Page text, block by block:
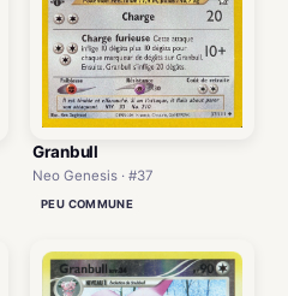
Granbull
Neo Genesis · #37
PEU COMMUNE